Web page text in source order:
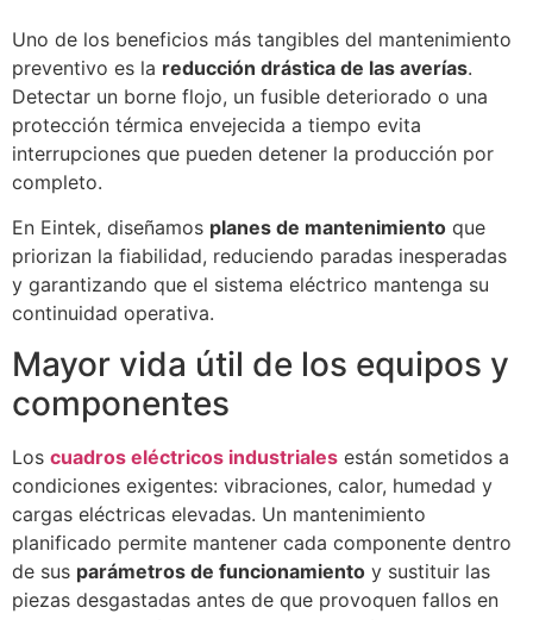
Uno de los beneficios más tangibles del mantenimiento
preventivo es la reducción drástica de las averías.
Detectar un borne flojo, un fusible deteriorado o una
protección térmica envejecida a tiempo evita
interrupciones que pueden detener la producción por
completo.
En Eintek, diseñamos planes de mantenimiento que
priorizan la fiabilidad, reduciendo paradas inesperadas
y garantizando que el sistema eléctrico mantenga su
continuidad operativa.
Mayor vida útil de los equipos y
componentes
Los cuadros eléctricos industriales están sometidos a
condiciones exigentes: vibraciones, calor, humedad y
cargas eléctricas elevadas. Un mantenimiento
planificado permite mantener cada componente dentro
de sus parámetros de funcionamiento y sustituir las
piezas desgastadas antes de que provoquen fallos en